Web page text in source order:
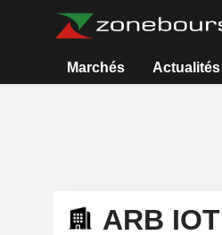
Marchés Actualités
ARB